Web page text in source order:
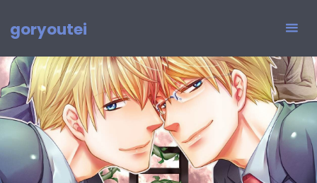
ツ
へ
ス
キ
ッ
goryoutei